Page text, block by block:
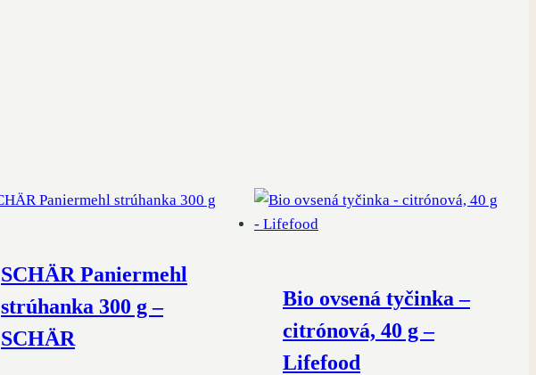
SCHÄR Paniermehl
strúhanka 300 g –
SCHÄR
Bio ovsená tyčinka –
citrónová, 40 g –
Lifefood